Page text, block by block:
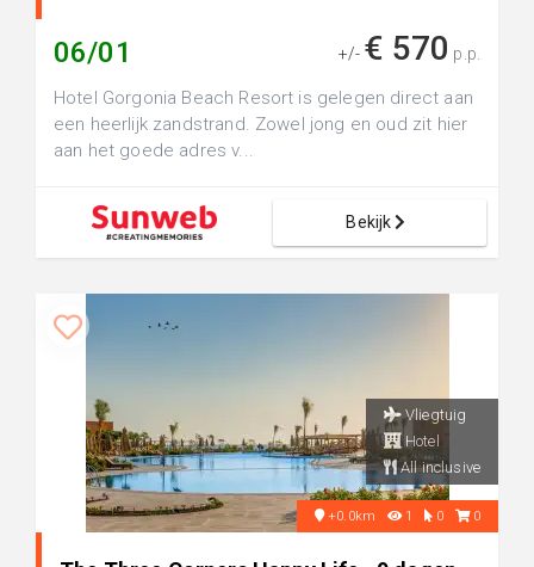
06/01 +/- € 570 p.p.
Hotel Gorgonia Beach Resort is gelegen direct aan
een heerlijk zandstrand. Zowel jong en oud zit hier
aan het goede adres v...
Bekijk
Vliegtuig
Hotel
All inclusive
+0.0km 1 0 0